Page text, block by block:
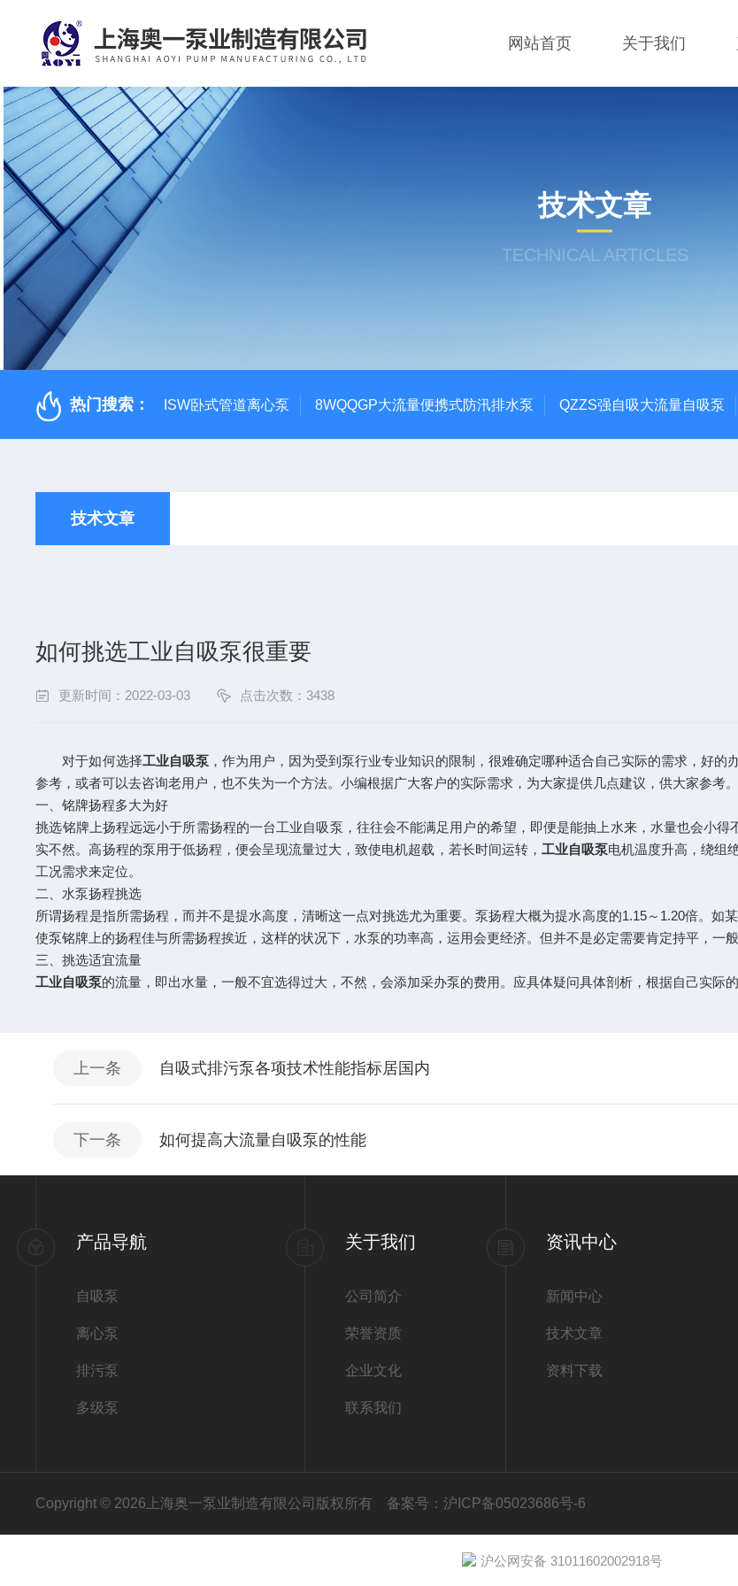
网站首页 关于我们
技术文章
TECHNICAL ARTICLES
热门搜索： ISW卧式管道离心泵 8WQQGP大流量便携式防汛排水泵 QZZS强自吸大流量自吸泵
技术文章
如何挑选工业自吸泵很重要
更新时间：2022-03-03 点击次数：3438
对于如何选择工业自吸泵，作为用户，因为受到泵行业专业知识的限制，很难确定哪种适合自己实际的需求，好
参考，或者可以去咨询老用户，也不失为一个方法。小编根据广大客户的实际需求，为大家提供几点建议，供大家参考。
一、铭牌扬程多大为好
挑选铭牌上扬程远远小于所需扬程的一台工业自吸泵，往往会不能满足用户的希望，即便是能抽上水来，水量也会小
实不然。高扬程的泵用于低扬程，便会呈现流量过大，致使电机超载，若长时间运转， 工业自吸泵电机温度升高，绕组
工况需求来定位。
二、水泵扬程挑选
所谓扬程是指所需扬程，而并不是提水高度，清晰这一点对挑选尤为重要。泵扬程大概为提水高度的1.15～1.20倍。如
使泵铭牌上的扬程佳与所需扬程挨近，这样的状况下，水泵的功率高，运用会更经济。但并不是必定需要肯定持平，一
三、挑选适宜流量
工业自吸泵的流量，即出水量，一般不宜选得过大，不然，会添加采办泵的费用。应具体疑问具体剖析，根据自己实际
上一条 自吸式排污泵各项技术性能指标居国内
下一条 如何提高大流量自吸泵的性能
产品导航
自吸泵
离心泵
排污泵
多级泵
关于我们
公司简介
荣誉资质
企业文化
联系我们
资讯中心
新闻中心
技术文章
资料下载
Copyright © 2026上海奥一泵业制造有限公司版权所有 备案号：沪ICP备05023686号-6
沪公网安备 31011602002918号